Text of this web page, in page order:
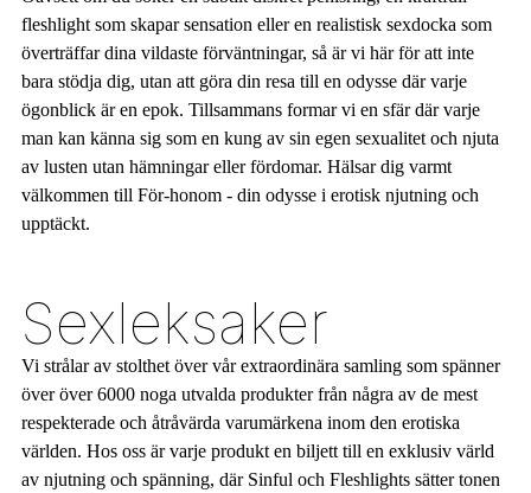
fleshlight som skapar sensation eller en realistisk sexdocka som
överträffar dina vildaste förväntningar, så är vi här för att inte
bara stödja dig, utan att göra din resa till en odysse där varje
ögonblick är en epok. Tillsammans formar vi en sfär där varje
man kan känna sig som en kung av sin egen sexualitet och njuta
av lusten utan hämningar eller fördomar. Hälsar dig varmt
välkommen till För-honom - din odysse i erotisk njutning och
upptäckt.
Sexleksaker
Vi strålar av stolthet över vår extraordinära samling som spänner
över över 6000 noga utvalda produkter från några av de mest
respekterade och åtråvärda varumärkena inom den erotiska
världen. Hos oss är varje produkt en biljett till en exklusiv värld
av njutning och spänning, där Sinful och Fleshlights sätter tonen